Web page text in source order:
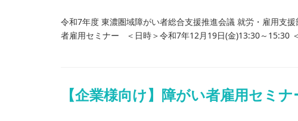
令和7年度 東濃圏域障がい者総合支援推進会議 就労・雇用支
者雇用セミナー ＜日時＞令和7年12月19日(金)13:30～15:30
【企業様向け】障がい者雇用セミ